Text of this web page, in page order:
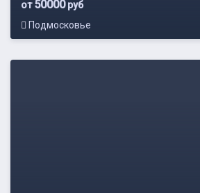
от50000руб
Подмосковье